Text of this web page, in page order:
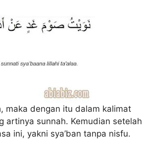
maka dengan itu dalam kalimat
artinya sunnah. Kemudian setelah
ini, yakni sya’ban tanpa nisfu.